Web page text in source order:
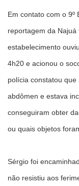
Em contato com o 9º
reportagem da
estabelecimento
4h20 e acionou o
polícia constatou
abdômen e estava
conseguiram obter
ou quais objetos
Sérgio foi
não resistiu aos